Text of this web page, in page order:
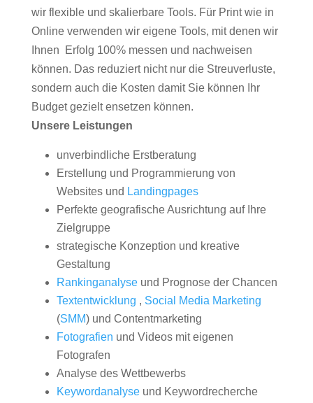
wir flexible und skalierbare Tools. Für Print wie in
Online verwenden wir eigene Tools, mit denen wir
Ihnen Erfolg 100% messen und nachweisen
können. Das reduziert nicht nur die Streuverluste,
sondern auch die Kosten damit Sie können Ihr
Budget gezielt ensetzen können.
Unsere Leistungen
unverbindliche Erstberatung
Erstellung und Programmierung von
Websites und Landingpages
Perfekte geografische Ausrichtung auf Ihre
Zielgruppe
strategische Konzeption und kreative
Gestaltung
Rankinganalyseund Prognose der Chancen
Textentwicklung , Social Media Marketing
(SMM) und Contentmarketing
Fotografien und Videos mit eigenen
Fotografen
Analyse des Wettbewerbs
Keywordanalyseund Keywordrecherche